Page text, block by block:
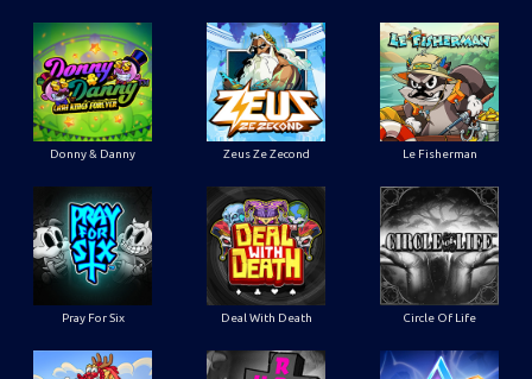
Donny & Danny Zeus Ze Zecond Le Fisherman
Pray For Six Deal With Death Circle Of Life